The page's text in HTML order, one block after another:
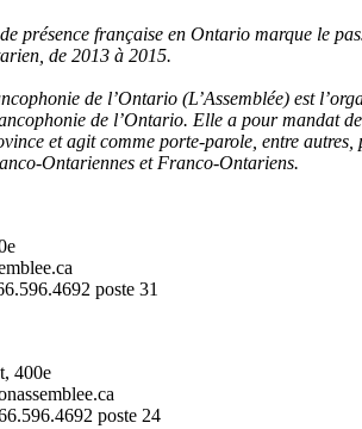
présence française en Ontario marque le
de 2013 à 2015.
de l’Ontario (L’Assemblée) est
de l’Ontario. Elle a pour mandat
et agit comme porte-parole, entre autres,
Ontariennes et Franco-Ontariens.
poste 31
400e
poste 24